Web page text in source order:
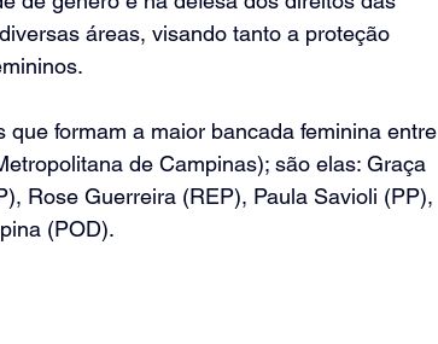
áreas, visando tanto a proteção
que formam a maior bancada feminina entre
de Campinas); são elas: Graça
Rose Guerreira (REP), Paula Savioli (PP),
(POD).